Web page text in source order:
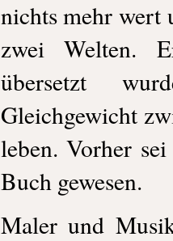
nichts mehr wert
zwei Welten.
übersetzt
Gleichgewicht
leben. Vorher
Buch gewesen.
Maler und